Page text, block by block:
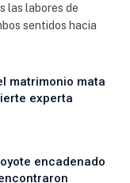
las labores de
sentidos hacia
matrimonio mata
experta
encadenado